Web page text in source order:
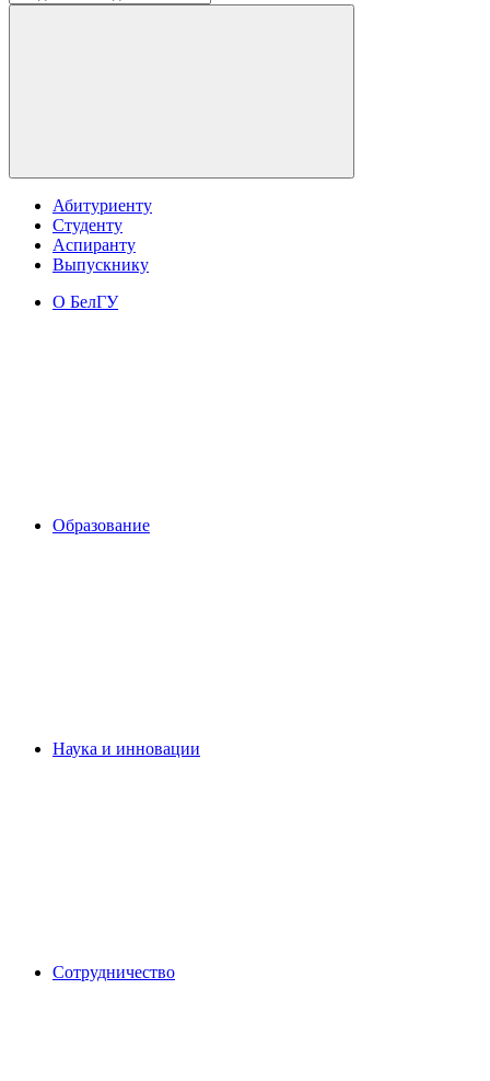
Абитуриенту
Студенту
Аспиранту
Выпускнику
О БелГУ
Образование
Наука и инновации
Сотрудничество